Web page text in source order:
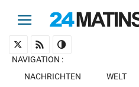
NAVIGATION :
NACHRICHTEN
WELT